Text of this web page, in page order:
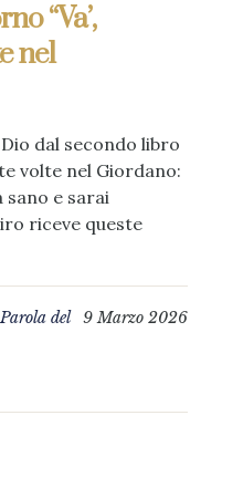
“Va’,
nel
dal secondo libro
volte nel Giordano:
e sarai
riceve queste
9 Marzo 2026
del